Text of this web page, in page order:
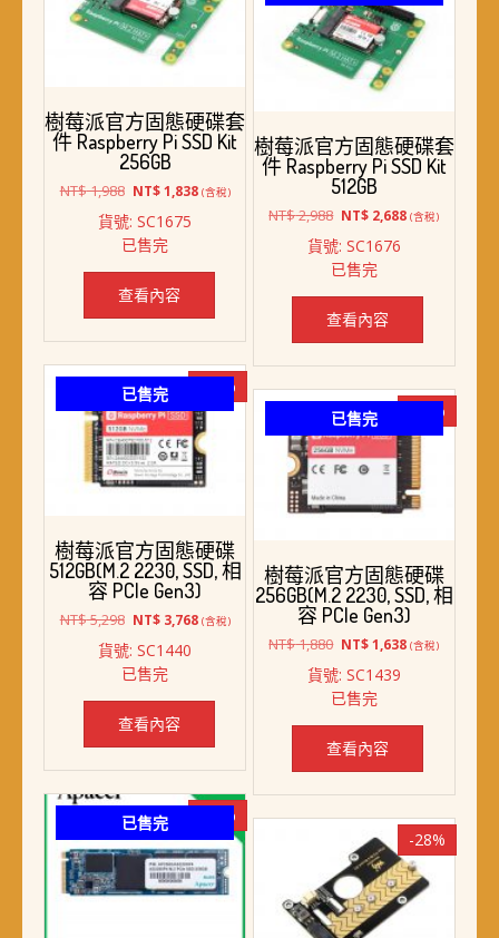
樹莓派官方固態硬碟套
件 Raspberry Pi SSD Kit
256GB
NT$1,988 原
價
格：
NT$ 1,988。
NT$1,838目
NT$ 1,838。
(含稅)
貨號: SC1675
已售完
查看內容
樹莓派官方固態硬碟套
件 Raspberry Pi SSD Kit
512GB
NT$2,988 原
價
格：
NT$ 2,988。
NT$ 2,688目
NT$ 2,688。
(含稅)
貨號: SC1676
已售完
查看內容
已售完 -29%
樹莓派官方固態硬碟
512GB(M.2 2230, SSD, 相
容 PCIe Gen3)
NT$5,298 原
價
格：
NT$ 5,298。
NT$3,768目
NT$ 3,768。
(含稅)
貨號: SC1440
已售完
查看內容
已售完 -13%
樹莓派官方固態硬碟
256GB(M.2 2230, SSD, 相
容 PCIe Gen3)
NT$1,880 原
價
格：
NT$ 1,880。
NT$1,638目
NT$ 1,638。
(含稅)
貨號: SC1439
已售完
查看內容
已售完
-15%
-28%